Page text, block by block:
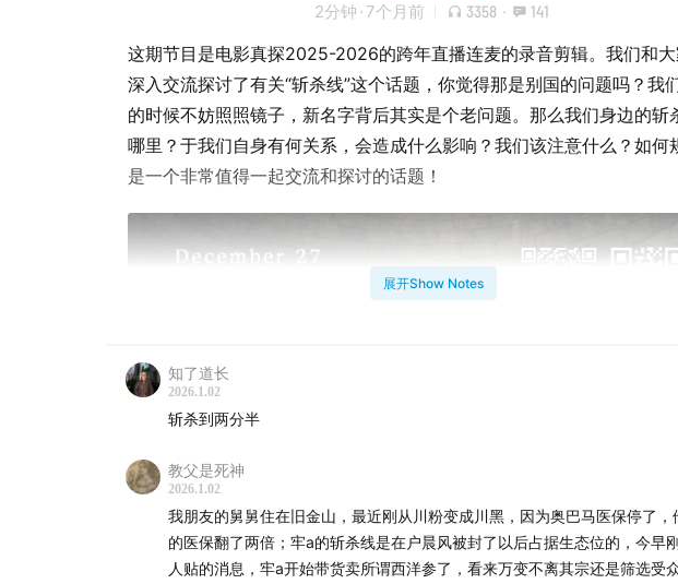
2分钟 · 7个月前 3358 · 141
这期节目是电影真探2025-2026的跨年直播连麦的录音剪辑。我们和
深入交流探讨了有关“斩杀线”这个话题，你觉得那是别国的问题吗？我
的时候不妨照照镜子，新名字背后其实是个老问题。那么我们身边的斩
哪里？于我们自身有何关系，会造成什么影响？我们该注意什么？如何
是一个非常值得一起交流和探讨的话题！
展开Show Notes
知了道长
2026.1.02
斩杀到两分半
教父是死神
2026.1.02
我朋友的舅舅住在旧金山，最近刚从川粉变成川黑，因为奥巴马医保停了，
的医保翻了两倍；牢a的斩杀线是在户晨风被封了以后占据生态位的，今早
人贴的消息，牢a开始带货卖所谓西洋参了，看来万变不离其宗还是筛选受